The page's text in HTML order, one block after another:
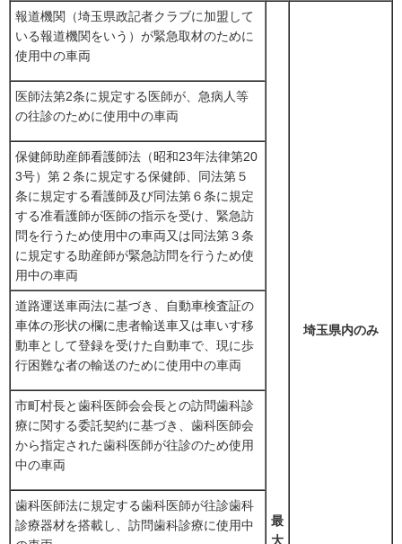
報道機関（埼玉県政記者クラブに加盟して
いる報道機関をいう）が緊急取材のために
使用中の車両
最
大
埼玉県内のみ
医師法第2条に規定する医師が、急病人等
の往診のために使用中の車両
保健師助産師看護師法（昭和23年法律第20
3号）第２条に規定する保健師、同法第５
条に規定する看護師及び同法第６条に規定
する准看護師が医師の指示を受け、緊急訪
問を行うため使用中の車両又は同法第３条
に規定する助産師が緊急訪問を行うため使
用中の車両
道路運送車両法に基づき、自動車検査証の
車体の形状の欄に患者輸送車又は車いす移
動車として登録を受けた自動車で、現に歩
行困難な者の輸送のために使用中の車両
市町村長と歯科医師会会長との訪問歯科診
療に関する委託契約に基づき、歯科医師会
から指定された歯科医師が往診のため使用
中の車両
歯科医師法に規定する歯科医師が往診歯科
診療器材を搭載し、訪問歯科診療に使用中